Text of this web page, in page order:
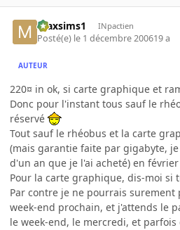
maxsims1 INpactien
Posté(e) le 1 décembre 200619 a
AUTEUR
220¤ in ok, si carte graphique et
Donc pour l'instant tous sauf le
réservé
Tout sauf le rhéobus et la carte
(mais garantie faite par gigabyte,
d'un an que je l'ai acheté) en février
Pour la carte graphique, dis-moi si
Par contre je ne pourrais surement
week-end prochain, et j'attends le
le week-end, le mercredi, et parfois